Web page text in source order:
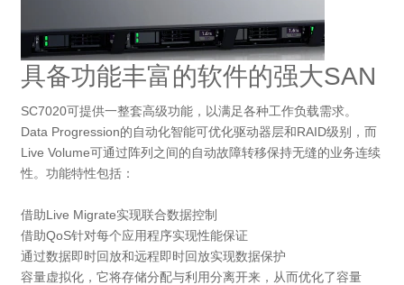
具备功能丰富的软件的强大SAN
SC7020可提供一整套高级功能，以满足各种工作负载需求。
Data Progression的自动化智能可优化驱动器层和RAID级别，而
Live Volume可通过阵列之间的自动故障转移保持无缝的业务连续
性。功能特性包括：
借助Live Migrate实现联合数据控制
借助QoS针对每个应用程序实现性能保证
通过数据即时回放和远程即时回放实现数据保护
容量虚拟化，它将存储分配与利用分离开来，从而优化了容量